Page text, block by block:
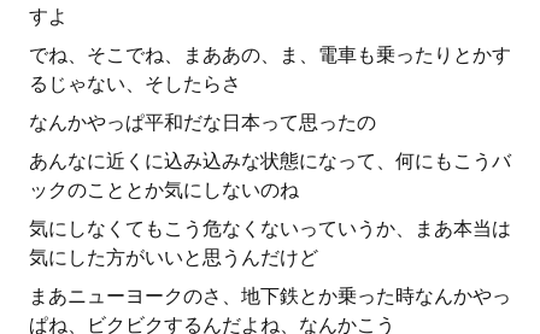
すよ
でね、そこでね、まああの、ま、電車も乗ったりとかす
るじゃない、そしたらさ
なんかやっぱ平和だな日本って思ったの
あんなに近くに込み込みな状態になって、何にもこうバ
ックのこととか気にしないのね
気にしなくてもこう危なくないっていうか、まあ本当は
気にした方がいいと思うんだけど
まあニューヨークのさ、地下鉄とか乗った時なんかやっ
ぱね、ビクビクするんだよね、なんかこう